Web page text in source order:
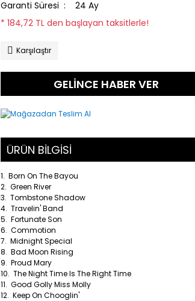
Garanti Süresi
24 Ay
* 184,72 TL den başlayan taksitlerle!
Karşılaştır
GELİNCE HABER VER
ÜRÜN BİLGİSİ
1. Born On The Bayou
2. Green River
3. Tombstone Shadow
4. Travelin' Band
5. Fortunate Son
6. Commotion
7. Midnight Special
8. Bad Moon Rising
9. Proud Mary
10. The Night Time Is The Right Time
11. Good Golly Miss Molly
12. Keep On Chooglin'